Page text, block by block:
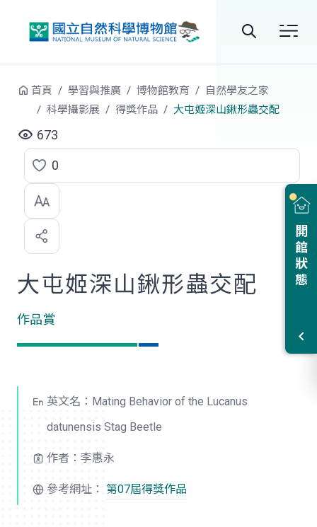
站
搜
開館狀態
首頁 學習與推廣 博物館教育
自然學友之家
科學攝影展
得獎作品 大屯姬深山鍬形蟲交配
673
點
選
喜
歡
0
大屯姬深山鍬形蟲交配
作品賞
英文名：Mating Behavior of the Lucanus
datunensis Stag Beetle
作者：李惠永
參考網址： 第07屆得獎作品